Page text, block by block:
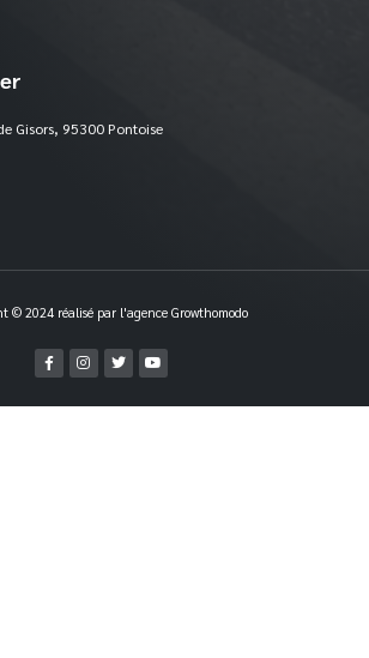
Gisors, 95300 Pontoise
© 2024 réalisé par l'agence Growthomodo